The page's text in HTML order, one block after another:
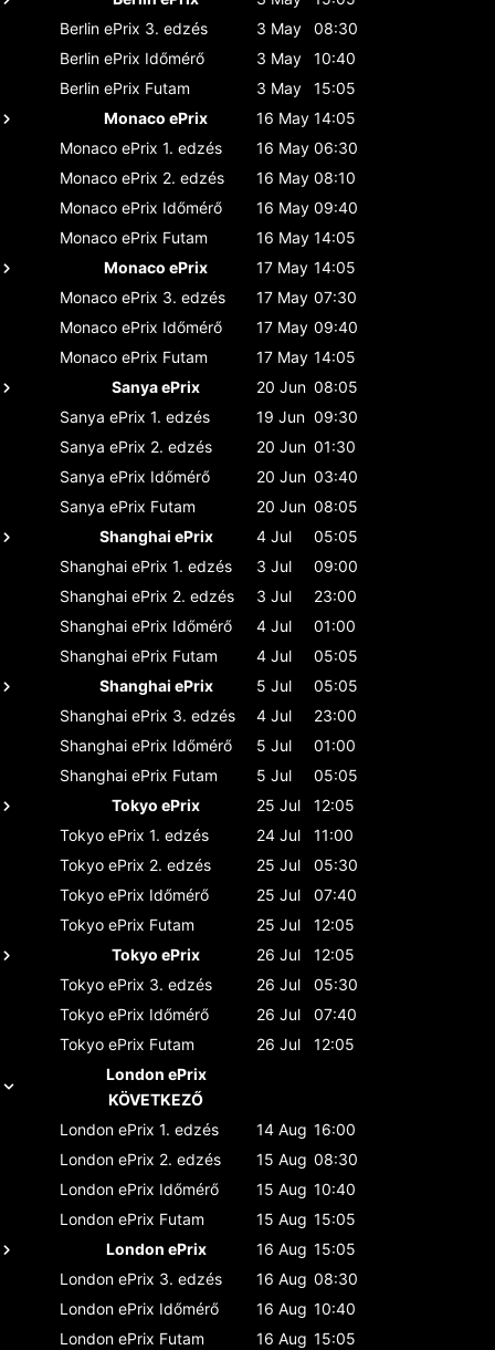
Berlin ePrix 3. edzés 3 May
08:30
Berlin ePrix Időmérő 3 May
10:40
Berlin ePrix Futam 3 May
15:05
Monaco ePrix
16 May 14:05
Monaco ePrix 1. edzés 16 May 06:30
Monaco ePrix 2. edzés 16 May 08:10
Monaco ePrix Időmérő 16 May 09:40
Monaco ePrix Futam 16 May 14:05
Monaco ePrix
17 May 14:05
Monaco ePrix 3. edzés 17 May 07:30
Monaco ePrix Időmérő 17 May 09:40
Monaco ePrix Futam 17 May 14:05
Sanya ePrix
20 Jun 08:05
Sanya ePrix 1. edzés 19 Jun 09:30
Sanya ePrix 2. edzés 20 Jun 01:30
Sanya ePrix Időmérő 20 Jun 03:40
Sanya ePrix Futam 20 Jun 08:05
Shanghai ePrix
4 Jul
05:05
Shanghai ePrix 1. edzés 3 Jul
09:00
Shanghai ePrix 2. edzés 3 Jul
23:00
Shanghai ePrix Időmérő 4 Jul
01:00
Shanghai ePrix Futam 4 Jul
05:05
Shanghai ePrix
5 Jul
05:05
Shanghai ePrix 3. edzés 4 Jul
23:00
Shanghai ePrix Időmérő 5 Jul
01:00
Shanghai ePrix Futam 5 Jul
05:05
Tokyo ePrix
25 Jul
12:05
Tokyo ePrix 1. edzés 24 Jul
11:00
Tokyo ePrix 2. edzés 25 Jul
05:30
Tokyo ePrix Időmérő 25 Jul
07:40
Tokyo ePrix Futam 25 Jul
12:05
Tokyo ePrix
26 Jul
12:05
Tokyo ePrix 3. edzés 26 Jul
05:30
Tokyo ePrix Időmérő 26 Jul
07:40
Tokyo ePrix Futam 26 Jul
12:05
London ePrix
KÖVETKEZŐ
London ePrix 1. edzés 14 Aug 16:00
London ePrix 2. edzés 15 Aug 08:30
London ePrix Időmérő 15 Aug 10:40
London ePrix Futam 15 Aug 15:05
London ePrix
16 Aug 15:05
London ePrix 3. edzés 16 Aug 08:30
London ePrix Időmérő 16 Aug 10:40
London ePrix Futam 16 Aug 15:05